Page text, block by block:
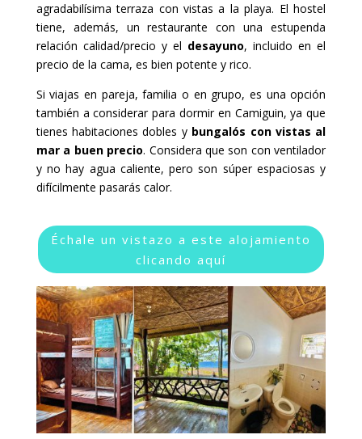
agradabilísima terraza con vistas a la playa. El hostel
tiene, además, un restaurante con una estupenda
relación calidad/precio y el desayuno, incluido en el
precio de la cama, es bien potente y rico.
Si viajas en pareja, familia o en grupo, es una opción
también a considerar para dormir en Camiguin, ya que
tienes habitaciones dobles y bungalós con vistas al
mar a buen precio. Considera que son con ventilador
y no hay agua caliente, pero son súper espaciosas y
difícilmente pasarás calor.
Échale un vistazo a este alojamiento
clicando aquí